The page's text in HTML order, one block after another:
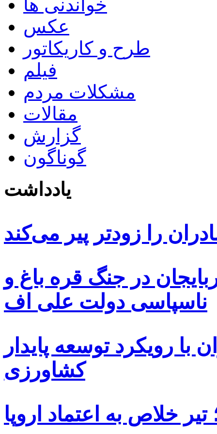
خواندنی ها
عکس
طرح و کاریکاتور
فیلم
مشکلات مردم
مقالات
گزارش
گوناگون
یادداشت
را زودتر پیر می‌کند
در جنگ قره باغ و
ناسپاسی دولت علی اف
با رویکرد توسعه پایدار
کشاورزی
خلاص به اعتماد اروپا